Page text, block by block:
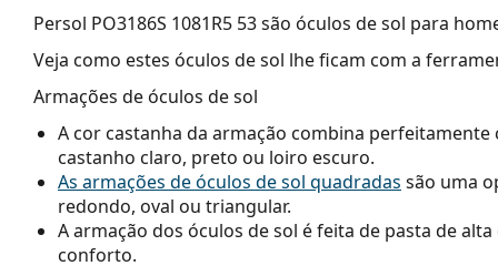
Persol PO3186S 1081R5 53são óculos de sol para
Veja como estes óculos de sol lhe ficam com a
Armações de óculos de sol
A cor castanha da armação combina
castanho claro, preto ou loiro escuro.
As armações de óculos de sol quadradas são uma
redondo, oval ou triangular.
A armação dos óculos de sol é feita de pasta de
conforto.